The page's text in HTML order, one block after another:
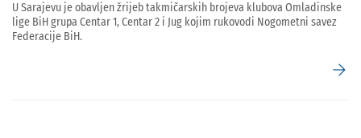
U Sarajevu je obavljen žrijeb takmičarskih brojeva klubova Omladinske
lige BiH grupa Centar 1, Centar 2 i Jug kojim rukovodi Nogometni savez
Federacije BiH.
arrow_forward